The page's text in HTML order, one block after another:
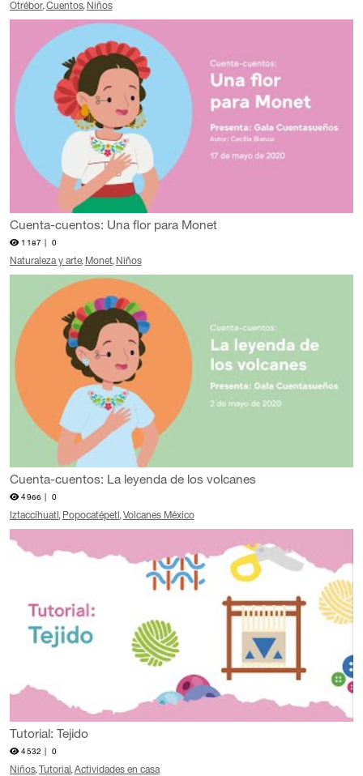
Otrébor Cuentos Niños
Cuenta-cuentos: Una flor para Monet
1187 | 0
Naturaleza y arte Monet Niños
Cuenta-cuentos: La leyenda de los volcanes
4966 | 0
Iztaccíhuatl Popocatépetl Volcanes México
Tutorial: Tejido
4532 | 0
Niños Tutorial Actividades en casa